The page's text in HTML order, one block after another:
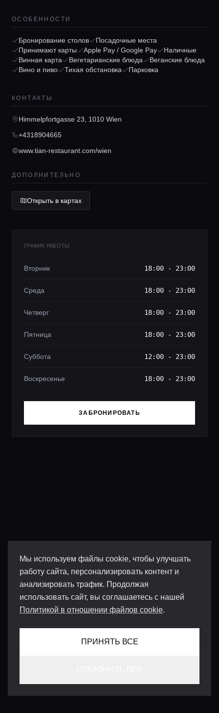
Мы используем файлы cookie, чтобы улучшать
работу сайта, персонализировать контент и
анализировать трафик. Продолжая
использовать сайт, вы соглашаетесь с нашей
Политикой в отношении файлов cookie.
ПРИНЯТЬ ВСЕ
Локации
Гиды
Lifestyle журнал
ОСОБЕННОСТИ
Бронирование столов
Посадочные места
Принимают карты
Apple Pay / Google Pay
Наличные
Винная карта
Вегетарианские блюда
Веганские блюда
Вино и пиво
Тихая обстановка Парковка
КОНТАКТЫ
Himmelpfortgasse 23, 1010 Wien
+4318904665
www.tian-restaurant.com/wien
ДОПОЛНИТЕЛЬНО
Открыть в картах
ГРАФИК РАБОТЫ
Вторник 18:00 - 23:00
Среда 18:00 - 23:00
Четверг 18:00 - 23:00
Пятница 18:00 - 23:00
Суббота 12:00 - 23:00
Воскресенье 18:00 - 23:00
ЗАБРОНИРОВАТЬ